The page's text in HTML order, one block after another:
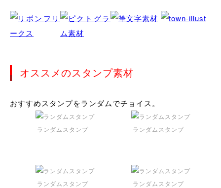
オススメのスタンプ素材
おすすめスタンプをランダムでチョイス。
ランダムスタンプ ランダムスタンプ
ランダムスタンプ ランダムスタンプ